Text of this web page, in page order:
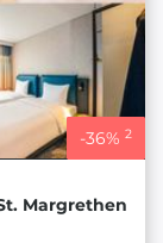
-36% 2
Margrethen